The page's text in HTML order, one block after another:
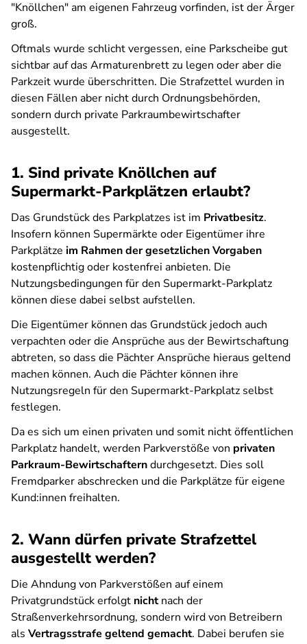
"Knöllchen" am eigenen Fahrzeug vorfinden, ist der Ärger
groß.
Oftmals wurde schlicht vergessen, eine Parkscheibe gut
sichtbar auf das Armaturenbrett zu legen oder aber die
Parkzeit wurde überschritten. Die Strafzettel wurden in
diesen Fällen aber nicht durch Ordnungsbehörden,
sondern durch private Parkraumbewirtschafter
ausgestellt.
1. Sind private Knöllchen auf
Supermarkt-Parkplätzen erlaubt?
Das Grundstück des Parkplatzes ist im Privatbesitz.
Insofern können Supermärkte oder Eigentümer ihre
Parkplätze im Rahmen der gesetzlichen Vorgaben
kostenpflichtig oder kostenfrei anbieten. Die
Nutzungsbedingungen für den Supermarkt-Parkplatz
können diese dabei selbst aufstellen.
Die Eigentümer können das Grundstück jedoch auch
verpachten oder die Ansprüche aus der Bewirtschaftung
abtreten, so dass die Pächter Ansprüche hieraus geltend
machen können. Auch die Pächter können ihre
Nutzungsregeln für den Supermarkt-Parkplatz selbst
festlegen.
Da es sich um einen privaten und somit nicht öffentlichen
Parkplatz handelt, werden Parkverstöße von privaten
Parkraum-Bewirtschafterndurchgesetzt. Dies soll
Fremdparker abschrecken und die Parkplätze für eigene
Kund:innen freihalten.
2. Wann dürfen private Strafzettel
ausgestellt werden?
Die Ahndung von Parkverstößen auf einem
Privatgrundstück erfolgt nichtnach der
Straßenverkehrsordnung, sondern wird von Betreibern
als Vertragsstrafe geltend gemacht. Dabei berufen sie